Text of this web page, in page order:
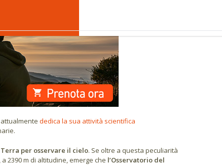
attualmente dedica la sua attività scientifica
per osservare il cielo. Se oltre a questa peculiarità
2390 m di altitudine, emerge che l’Osservatorio del